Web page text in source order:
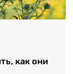
как они